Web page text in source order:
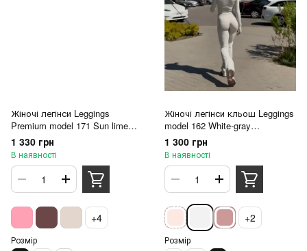
Жіночі легінси Leggings
Premium model 171 Sun lime
(жовтий) - S
1 330 грн
В наявності
+4
Розмір
Жіночі легінси кльош Leggings
model 162 White-gray
(попелясто-білий) - L
1 300 грн
В наявності
+2
Розмір